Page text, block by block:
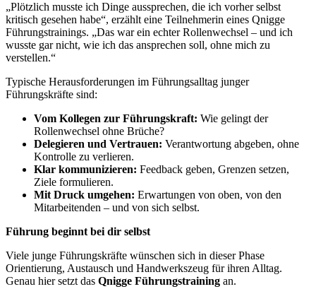
„Plötzlich musste ich Dinge aussprechen, die ich vorher selbst
kritisch gesehen habe“, erzählt eine Teilnehmerin eines Qnigge
Führungstrainings. „Das war ein echter Rollenwechsel – und ich
wusste gar nicht, wie ich das ansprechen soll, ohne mich zu
verstellen.“
Typische Herausforderungen im Führungsalltag junger
Führungskräfte sind:
Vom Kollegen zur Führungskraft: Wie gelingt der
Rollenwechsel ohne Brüche?
Delegieren und Vertrauen: Verantwortung abgeben, ohne
Kontrolle zu verlieren.
Klar kommunizieren: Feedback geben, Grenzen setzen,
Ziele formulieren.
Mit Druck umgehen: Erwartungen von oben, von den
Mitarbeitenden – und von sich selbst.
Führung beginnt bei dir selbst
Viele junge Führungskräfte wünschen sich in dieser Phase
Orientierung, Austausch und Handwerkszeug für ihren Alltag.
Genau hier setzt das Qnigge Führungstraining an.